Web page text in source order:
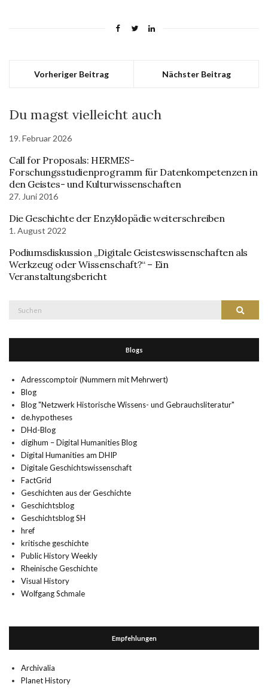
Vorheriger Beitrag Nächster Beitrag
Du magst vielleicht auch
19. Februar 2026
Call for Proposals: HERMES-
Forschungsstudienprogramm für Datenkompetenzen in
den Geistes- und Kulturwissenschaften
27. Juni 2016
Die Geschichte der Enzyklopädie weiterschreiben
1. August 2022
Podiumsdiskussion „Digitale Geisteswissenschaften als
Werkzeug oder Wissenschaft?“ – Ein
Veranstaltungsbericht
Suchen
Blogs
Adresscomptoir (Nummern mit Mehrwert)
Blog
Blog "Netzwerk Historische Wissens- und Gebrauchsliteratur"
de.hypotheses
DHd-Blog
digihum – Digital Humanities Blog
Digital Humanities am DHIP
Digitale Geschichtswissenschaft
FactGrid
Geschichten aus der Geschichte
Geschichtsblog
Geschichtsblog SH
href
kritische geschichte
Public History Weekly
Rheinische Geschichte
Visual History
Wolfgang Schmale
Empfehlungen
Archivalia
Planet History